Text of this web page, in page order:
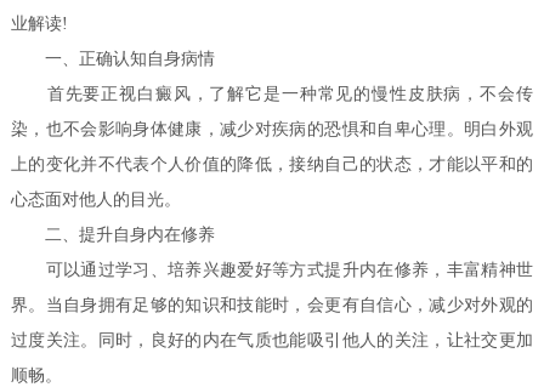
业解读!
一、正确认知自身病情
首先要正视白癜风，了解它是一种常见的慢性皮肤病，不会传
染，也不会影响身体健康，减少对疾病的恐惧和自卑心理。明白外观
上的变化并不代表个人价值的降低，接纳自己的状态，才能以平和的
心态面对他人的目光。
二、提升自身内在修养
可以通过学习、培养兴趣爱好等方式提升内在修养，丰富精神世
界。当自身拥有足够的知识和技能时，会更有自信心，减少对外观的
过度关注。同时，良好的内在气质也能吸引他人的关注，让社交更加
顺畅。